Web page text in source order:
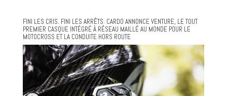
FINI LES CRIS. FINI LES ARRÊTS. CARDO ANNONCE VENTURE, LE TOUT
PREMIER CASQUE INTÉGRÉ À RÉSEAU MAILLÉ AU MONDE POUR LE
MOTOCROSS ET LA CONDUITE HORS ROUTE